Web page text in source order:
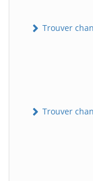
Trouver
Trouver